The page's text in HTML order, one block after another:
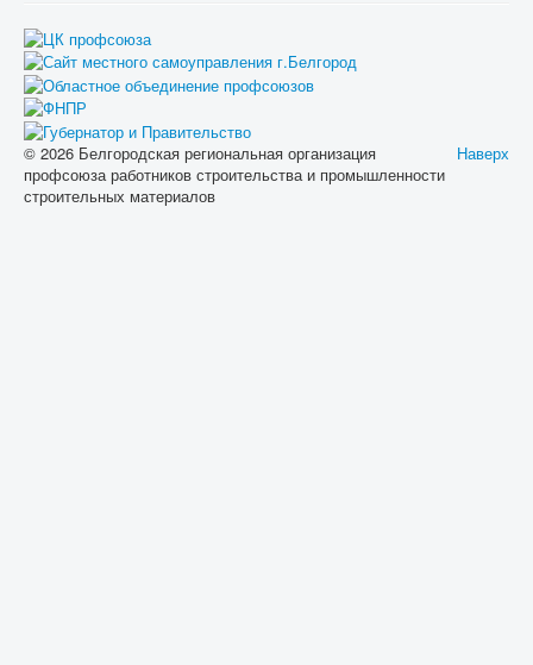
Наверх
© 2026 Белгородская региональная организация
профсоюза работников строительства и промышленности
строительных материалов